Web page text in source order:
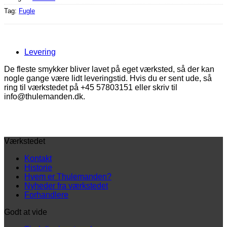
Tag: Fugle
Levering
De fleste smykker bliver lavet på eget værksted, så der kan
nogle gange være lidt leveringstid. Hvis du er sent ude, så
ring til værkstedet på +45 57803151 eller skriv til
info@thulemanden.dk.
Værkstedet
Kontakt
Historie
Hvem er Thulemanden?
Nyheder fra værkstedet
Forhandlere
Godt at vide